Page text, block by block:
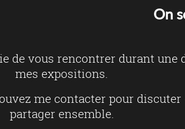
On
de vous rencontrer durant une
mes expositions.
me contacter pour discuter
partager ensemble.